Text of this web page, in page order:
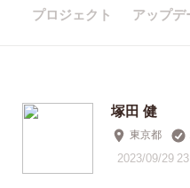
プロジェクト アップデ
塚田 健
東京都
2023/09/29